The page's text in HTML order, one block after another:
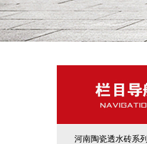
河南陶瓷透水砖系列